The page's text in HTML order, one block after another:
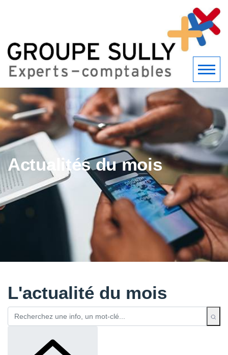
Actualités du mois
L'actualité du mois